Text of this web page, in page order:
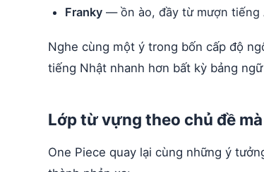
Franky — ồn ào, đầy từ mượn tiếng
Nghe cùng một ý trong bốn cấp độ
tiếng Nhật nhanh hơn bất kỳ bảng
Lớp từ vựng theo chủ đề
One Piece quay lại cùng những ý